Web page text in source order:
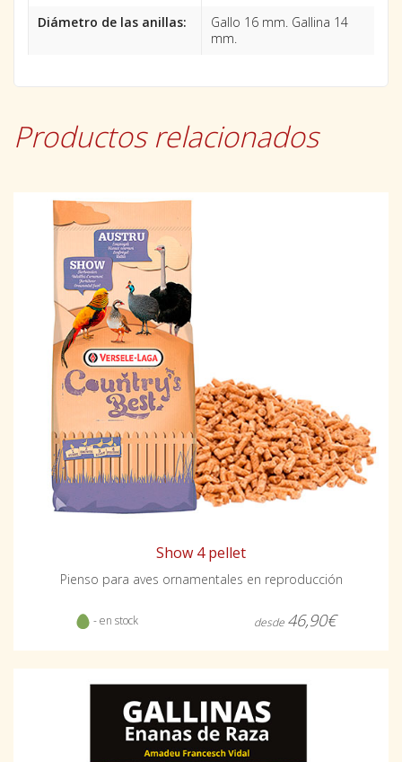
Diámetro de las anillas:
Gallo 16 mm. Gallina 14
mm.
Productos relacionados
Show 4 pellet
Pienso para aves ornamentales en reproducción
- en stock desde 46,90€